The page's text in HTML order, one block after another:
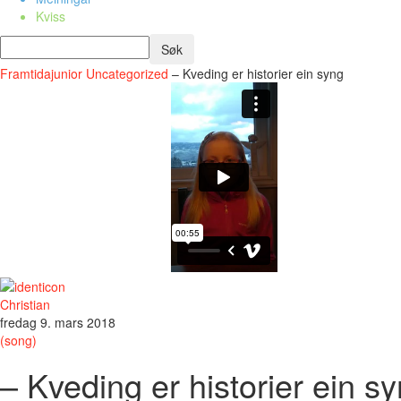
Kviss
Framtidajunior Uncategorized – Kveding er historier ein syng
Christian
fredag 9. mars 2018
(song)
– Kveding er historier ein